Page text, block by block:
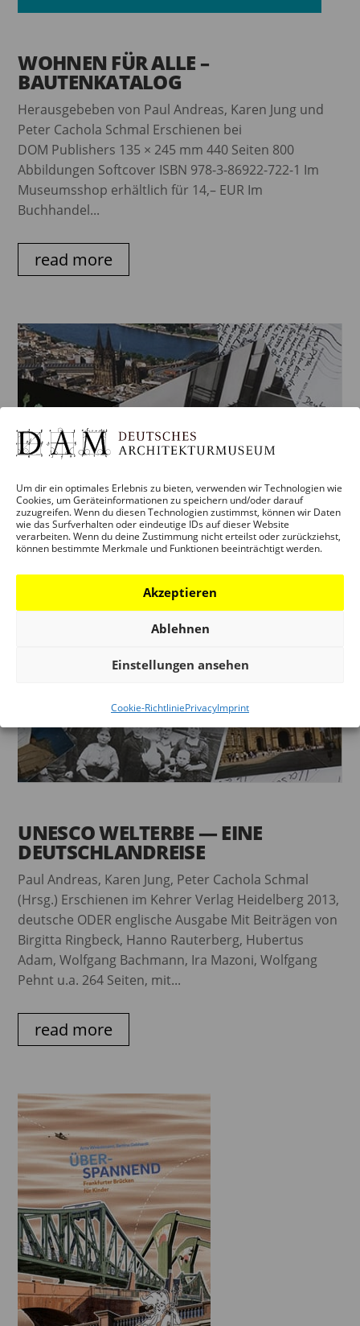
Um dir ein optimales Erlebnis zu bieten, verwenden wir Technologien wie
Cookies, um Geräteinformationen zu speichern und/oder darauf
zuzugreifen. Wenn du diesen Technologien zustimmst, können wir Daten
wie das Surfverhalten oder eindeutige IDs auf dieser Website
verarbeiten. Wenn du deine Zustimmung nicht erteilst oder zurückziehst,
können bestimmte Merkmale und Funktionen beeinträchtigt werden.
Akzeptieren
Ablehnen
Einstellungen ansehen
Cookie-RichtliniePrivacyImprint
WOHNEN FÜR ALLE –
BAUTENKATALOG
Herausgebeben von Paul Andreas, Karen Jung und
Peter Cachola Schmal Erschienen bei
DOM Publishers 135 × 245 mm 440 Seiten 800
Abbildungen Softcover ISBN 978-3-86922-722-1 Im
Museumsshop erhältlich für 14,– EUR Im
Buchhandel...
read more
UNESCO WELTERBE — EINE
DEUTSCHLANDREISE
Paul Andreas, Karen Jung, Peter Cachola Schmal
(Hrsg.) Erschienen im Kehrer Verlag Heidelberg 2013,
deutsche ODER englische Ausgabe Mit Beiträgen von
Birgitta Ringbeck, Hanno Rauterberg, Hubertus
Adam, Wolfgang Bachmann, Ira Mazoni, Wolfgang
Pehnt u.a. 264 Seiten, mit...
read more